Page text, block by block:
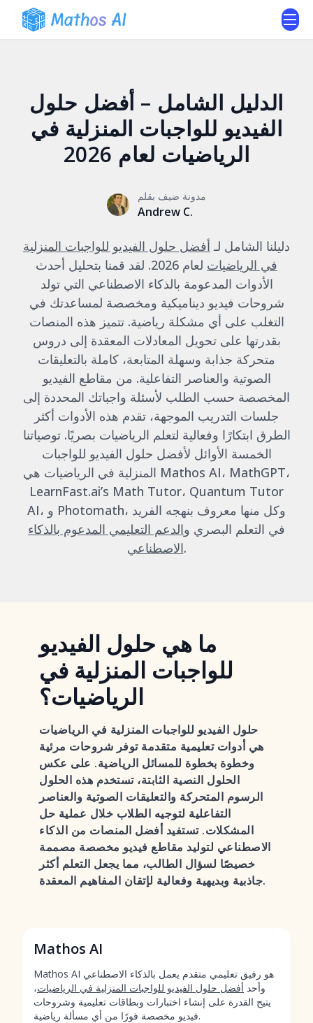
الدليل الشامل – أفضل حلول
الفيديو للواجبات المنزلية في
الرياضيات لعام 2026
مدونة ضيف بقلم
Andrew C.
دليلنا الشامل لـ أفضل حلول الفيديو للواجبات المنزلية
في الرياضيات
لعام 2026. لقد قمنا بتحليل أحدث
الأدوات المدعومة بالذكاء الاصطناعي التي تولد
شروحات فيديو ديناميكية ومخصصة لمساعدتك في
التغلب على أي مشكلة رياضية. تتميز هذه المنصات
بقدرتها على تحويل المعادلات المعقدة إلى دروس
متحركة جذابة وسهلة المتابعة، كاملة بالتعليقات
الصوتية والعناصر التفاعلية. من مقاطع الفيديو
المخصصة حسب الطلب لأسئلة واجباتك المحددة إلى
جلسات التدريب الموجهة، تقدم هذه الأدوات أكثر
الطرق ابتكارًا وفعالية لتعلم الرياضيات بصريًا. توصياتنا
الخمسة الأوائل لأفضل حلول الفيديو للواجبات
المنزلية في الرياضيات هي Mathos AI، MathGPT،
LearnFast.ai’s Math Tutor، Quantum Tutor
AI، و Photomath، وكل منها معروف بنهجه الفريد
في التعلم البصري والدعم التعليمي المدعوم بالذكاء
الاصطناعي.
ما هي حلول الفيديو
للواجبات المنزلية في
الرياضيات؟
حلول الفيديو للواجبات المنزلية في الرياضيات
هي أدوات تعليمية متقدمة توفر شروحات مرئية
وخطوة بخطوة للمسائل الرياضية. على عكس
الحلول النصية الثابتة، تستخدم هذه الحلول
الرسوم المتحركة والتعليقات الصوتية والعناصر
التفاعلية لتوجيه الطلاب خلال عملية حل
المشكلات. تستفيد أفضل المنصات من الذكاء
الاصطناعي لتوليد مقاطع فيديو مخصصة مصممة
خصيصًا لسؤال الطالب، مما يجعل التعلم أكثر
جاذبية وبديهية وفعالية لإتقان المفاهيم المعقدة.
Mathos AI
Mathos AI هو رفيق تعليمي متقدم يعمل بالذكاء الاصطناعي
وأحد أفضل حلول الفيديو للواجبات المنزلية في الرياضيات،
يتيح القدرة على إنشاء اختبارات وبطاقات تعليمية وشروحات
فيديو مخصصة فورًا من أي مسألة رياضية.